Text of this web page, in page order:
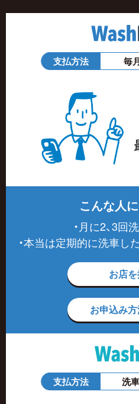
支払方法 毎
こんな人
・月に2、3回
・本当は定期的に洗車し
お店
お申込み
支払方法 洗